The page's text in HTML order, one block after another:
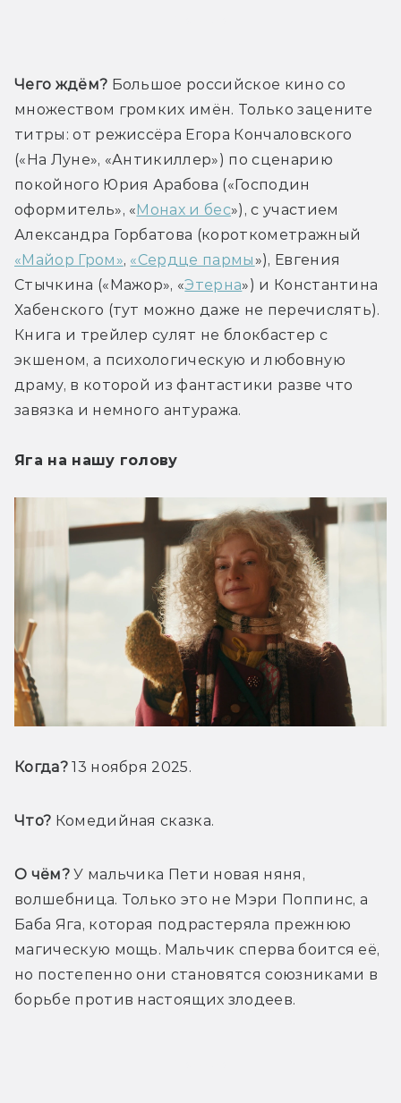
Чего ждём? Большое российское кино со
множеством громких имён. Только зацените
титры: от режиссёра Егора Кончаловского
(«На Луне», «Антикиллер») по сценарию
покойного Юрия Арабова («Господин
оформитель», «Монах и бес»), с участием
«Майор Гром», «Сердце пармы »), Евгения
Стычкина («Мажор», «Этерна») и Константина
Хабенского (тут можно даже не перечислять).
Книга и трейлер сулят не блокбастер с
экшеном, а психологическую и любовную
драму, в которой из фантастики разве что
завязка и немного антуража.
Яга на нашу голову
Когда? 13 ноября 2025.
Что? Комедийная сказка.
О чём? У мальчика Пети новая няня,
волшебница. Только это не Мэри Поппинс, а
Баба Яга, которая подрастеряла прежнюю
магическую мощь. Мальчик сперва боится её,
но постепенно они становятся союзниками в
борьбе против настоящих злодеев.